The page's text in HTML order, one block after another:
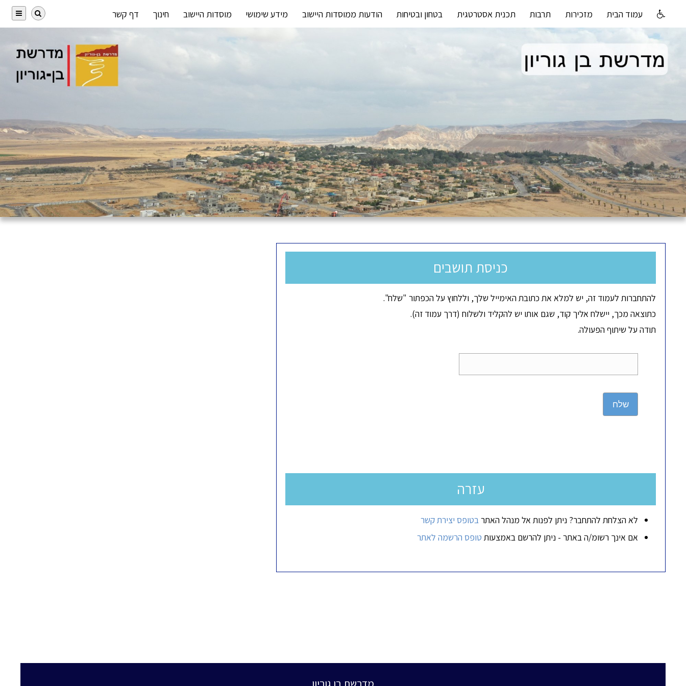
עמוד הבית מזכירות תרבות תכנית אסטרטגית בטחון ובטיחות הודעות ממוסדות היישוב מידע שימושי מוסדות היישוב חינוך דף קשר
כניסת תושבים
להתחברות לעמוד זה, יש למלא את כתובת האימייל שלך, וללחוץ על הכפתור "שלח".
כתוצאה מכך, יישלח אליך קוד, שגם אותו יש להקליד ולשלוח (דרך עמוד זה).
תודה על שיתוף הפעולה.
שלח
עזרה
לא הצלחת להתחבר? ניתן לפנות אל מנהל האתרבטופס יצירת קשר
אם אינך רשומ/ה באתר - ניתן להרשם באמצעות טופס הרשמה לאתר